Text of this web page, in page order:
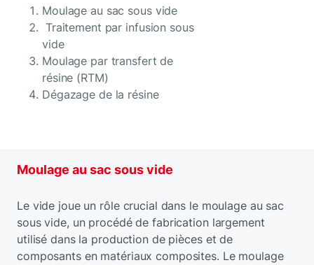
Moulage au sac sous vide
Traitement par infusion sous
vide
Moulage par transfert de
résine (RTM)
Dégazage de la résine
Moulage au sac sous vide
Le vide joue un rôle crucial dans le moulage au sac
sous vide, un procédé de fabrication largement
utilisé dans la production de pièces et de
composants en matériaux composites. Le moulage